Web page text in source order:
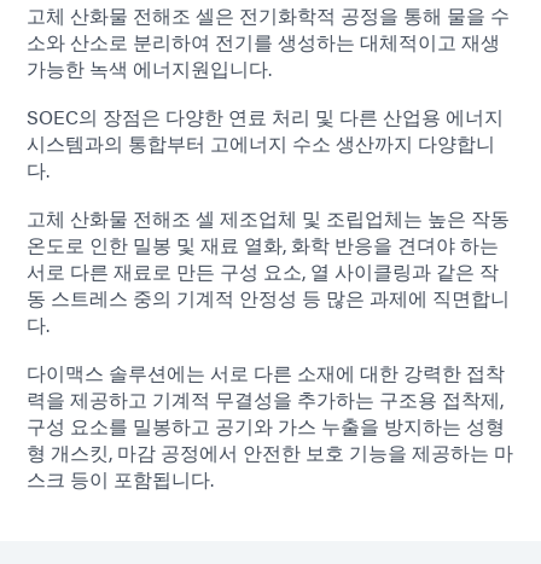
고체 산화물 전해조 셀은 전기화학적 공정을 통해 물을 수
소와 산소로 분리하여 전기를 생성하는 대체적이고 재생
가능한 녹색 에너지원입니다.
SOEC의 장점은 다양한 연료 처리 및 다른 산업용 에너지
시스템과의 통합부터 고에너지 수소 생산까지 다양합니
다.
고체 산화물 전해조 셀 제조업체 및 조립업체는 높은 작동
온도로 인한 밀봉 및 재료 열화, 화학 반응을 견뎌야 하는
서로 다른 재료로 만든 구성 요소, 열 사이클링과 같은 작
동 스트레스 중의 기계적 안정성 등 많은 과제에 직면합니
다.
다이맥스 솔루션에는 서로 다른 소재에 대한 강력한 접착
력을 제공하고 기계적 무결성을 추가하는 구조용 접착제,
구성 요소를 밀봉하고 공기와 가스 누출을 방지하는 성형
형 개스킷, 마감 공정에서 안전한 보호 기능을 제공하는 마
스크 등이 포함됩니다.